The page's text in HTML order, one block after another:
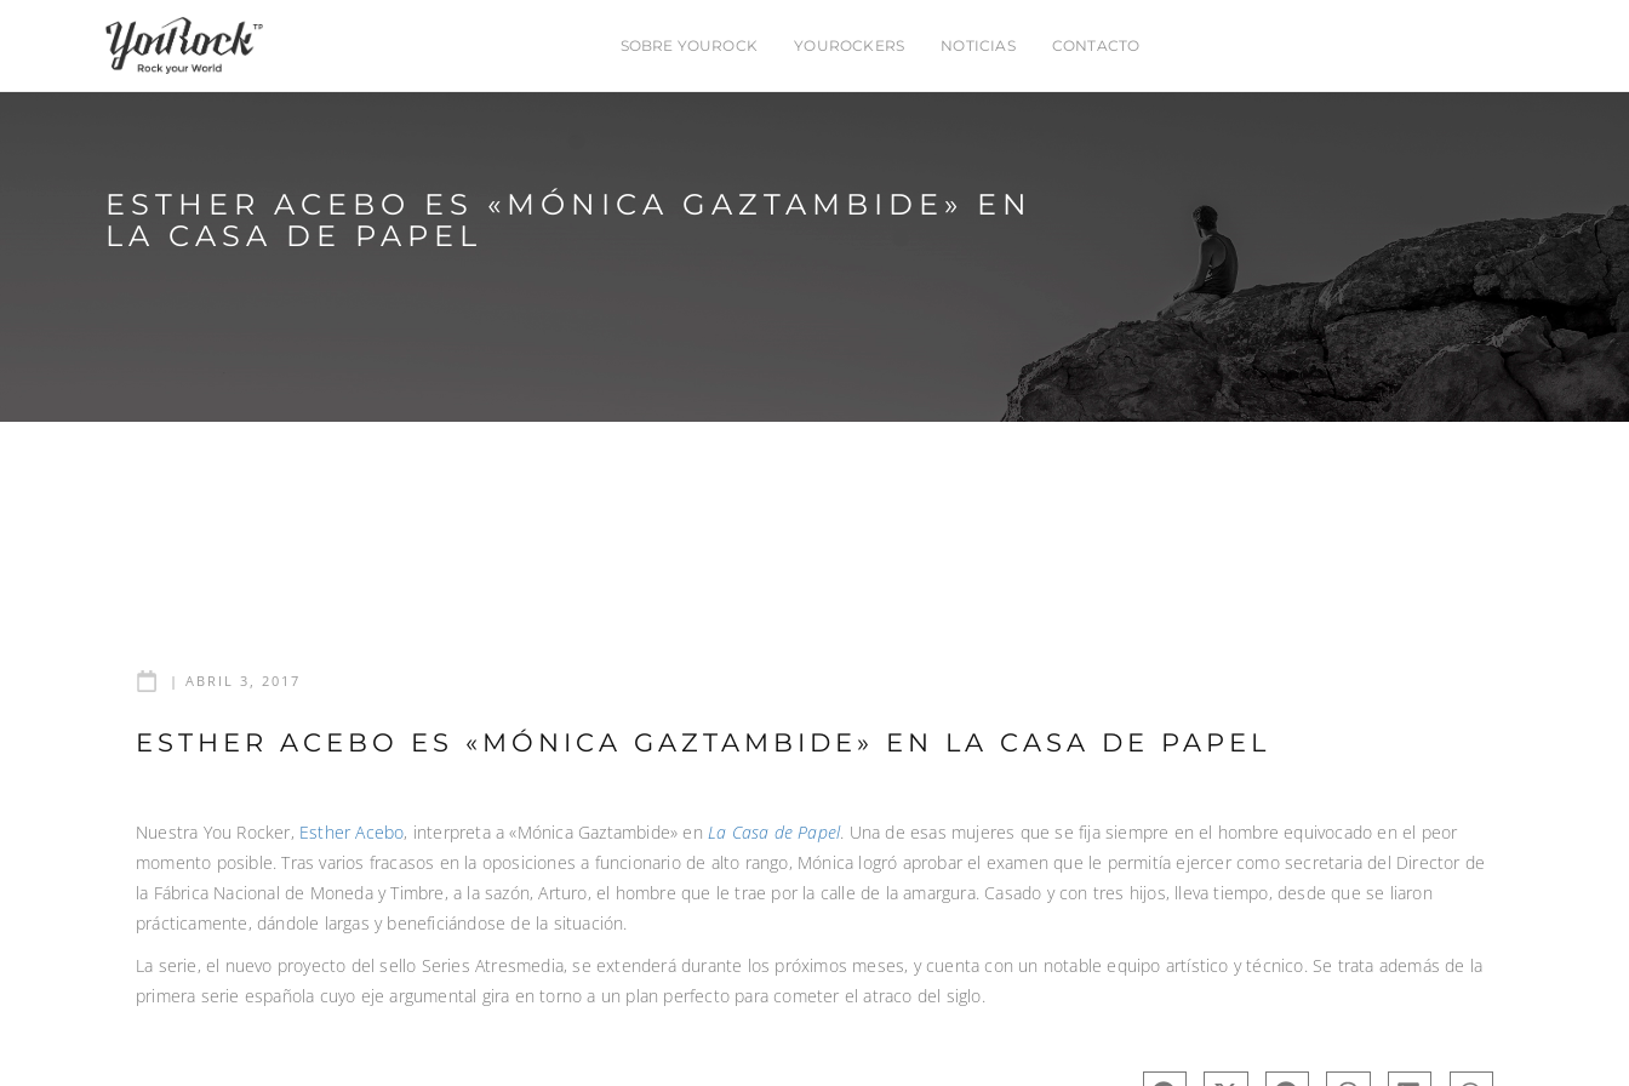
SOBRE YOUROCK YOUROCKERS NOTICIAS CONTACTO
ESTHER ACEBO ES «MÓNICA GAZTAMBIDE» EN
LA CASA DE PAPEL
| ABRIL 3, 2017
ESTHER ACEBO ES «MÓNICA GAZTAMBIDE» EN LA CASA DE PAPEL
Nuestra You Rocker, Esther Acebo, interpreta a «Mónica Gaztambide» enLa Casa de Papel. Una de esas mujeres que se fija siempre en el hombre equivocado en el peor
momento posible. Tras varios fracasos en la oposiciones a funcionario de alto rango, Mónica logró aprobar el examen que le permitía ejercer como secretaria del Director de
la Fábrica Nacional de Moneda y Timbre, a la sazón, Arturo, el hombre que le trae por la calle de la amargura. Casado y con tres hijos, lleva tiempo, desde que se liaron
prácticamente, dándole largas y beneficiándose de la situación.
La serie, el nuevo proyecto del sello Series Atresmedia, se extenderá durante los próximos meses, y cuenta con un notable equipo artístico y técnico. Se trata además de la
primera serie española cuyo eje argumental gira en torno a un plan perfecto para cometer el atraco del siglo.